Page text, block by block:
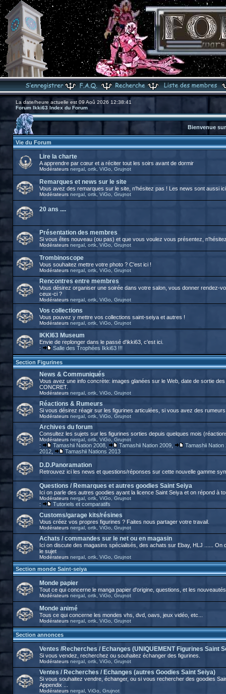
La date/heure actuelle est 09 Aoû 2026 12:38:41
Forum Ikki63 Index du Forum
Bienvenue
Vie du Forum
Lire la charte
A apprendre par cœur et a réciter tout les soirs avant de dormir
Modérateurs nergal, ortk, ViGo Grujnot
Remarques et news sur le site
Vous avez des remarques sur le site, n'hésitez pas ! Les news sont aussi
Modérateurs nergal, ortk, ViGo Grujnot
20 ans ....
Présentation des membres
Si vous êtes nouveau (ou pas) et que vous voulez vous présentez,
Modérateurs nergal, ortk, ViGo Grujnot
Trombinoscope
Vous souhaitez mettre votre photo ? C'est ici !
Modérateurs nergal, ortk, ViGo Grujnot
Rencontres entre membres
Vous désirez organiser une soirée dans votre salon, vous donner rendez-
ceux-ci ?
Modérateurs nergal, ortk, ViGo Grujnot
Vos collections
Vous pouvez y mettre vos collections saint-seiya et autres !
Modérateurs nergal, ortk, ViGo Grujnot
IKKI63 Museum
Envie de replonger dans le passé d'ikki63, c'est ici.
:
Salle des Trophées Ikki63 !!!
Section Figurines
News & Communiqués
Vous avez une info concrète: images glanées sur le Web, date de sortie
CONCRET.
Modérateurs nergal, ortk, ViGo Grujnot
Réactions & Rumeurs
Si vous désirez réagir sur les figurines articulées, si vous avez des
Modérateurs nergal, ortk, ViGo Grujnot
Archives du forum
Consultez les sujets sur les figurines sorties depuis quelques mois
Modérateurs nergal, ortk, ViGo Grujnot
: Tamashii Nation 2008, Tamashii Nation 2009,
Tamashii Nation
2012, Tamashii Nations 2013
D.D.Panoramation
Retrouvez ici les news et questions/réponses sur cette nouvelle gamme
Questions / Remarques et autres goodies Saint Seiya
Ici on parle des autres goodies ayant la licence Saint Seiya et on répond à
Modérateurs nergal, ortk, ViGo Grujnot
: Tutoriels et comparatifs
Customs/garage kits/résines
Vous créez vos propres figurines ? Faites nous partager votre travail.
Modérateurs nergal, ortk, ViGo, Grujnot
Achats / commandes sur le net ou en magasin
Ici on discute des magasins spécialisés, des achats sur Ebay, HLJ ......
le sujet
Modérateurs nergal, ortk, ViGo Grujnot
Section monde Saint-seiya
Monde papier
Tout ce qui concerne le manga papier d'origine, questions, et les
Modérateurs nergal, ortk, ViGo Grujnot
Monde animé
Tous ce qui concerne les mondes vhs, dvd, oavs, jeux vidéo, etc...
Modérateurs nergal, ortk, ViGo Grujnot
Section annonces
Ventes /Recherches / Echanges (UNIQUEMENT Figurines Saint
Si vous vendez, recherchez ou souhaitez échanger des figurines.
Modérateurs nergal, ortk, ViGo Grujnot
Ventes / Recherches / Echanges (autres Goodies Saint Seiya)
Si vous souhaitez vendre, échanger, ou si vous rechercher des goodies
Appendix ...
Modérateurs nergal, ViGo Grujnot